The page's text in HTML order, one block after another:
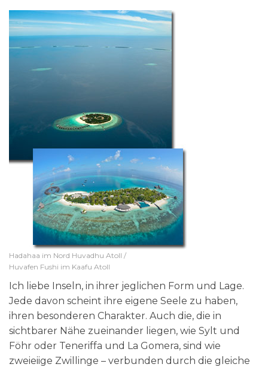
Hadahaa im Nord Huvadhu Atoll /
Huvafen Fushi im Kaafu Atoll
Ich liebe Inseln, in ihrer jeglichen Form und Lage.
Jede davon scheint ihre eigene Seele zu haben,
ihren besonderen Charakter. Auch die, die in
sichtbarer Nähe zueinander liegen, wie Sylt und
Föhr oder Teneriffa und La Gomera, sind wie
zweieiige Zwillinge – verbunden durch die gleiche